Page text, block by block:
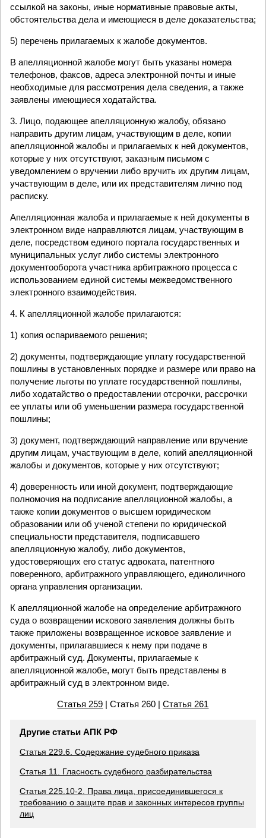
ссылкой на законы, иные нормативные правовые акты,
обстоятельства дела и имеющиеся в деле доказательства;
5) перечень прилагаемых к жалобе документов.
В апелляционной жалобе могут быть указаны номера
телефонов, факсов, адреса электронной почты и иные
необходимые для рассмотрения дела сведения, а также
заявлены имеющиеся ходатайства.
3. Лицо, подающее апелляционную жалобу, обязано
направить другим лицам, участвующим в деле, копии
апелляционной жалобы и прилагаемых к ней документов,
которые у них отсутствуют, заказным письмом с
уведомлением о вручении либо вручить их другим лицам,
участвующим в деле, или их представителям лично под
расписку.
Апелляционная жалоба и прилагаемые к ней документы в
электронном виде направляются лицам, участвующим в
деле, посредством единого портала государственных и
муниципальных услуг либо системы электронного
документооборота участника арбитражного процесса с
использованием единой системы межведомственного
электронного взаимодействия.
4. К апелляционной жалобе прилагаются:
1) копия оспариваемого решения;
2) документы, подтверждающие уплату государственной
пошлины в установленных порядке и размере или право на
получение льготы по уплате государственной пошлины,
либо ходатайство о предоставлении отсрочки, рассрочки
ее уплаты или об уменьшении размера государственной
пошлины;
3) документ, подтверждающий направление или вручение
другим лицам, участвующим в деле, копий апелляционной
жалобы и документов, которые у них отсутствуют;
4) доверенность или иной документ, подтверждающие
полномочия на подписание апелляционной жалобы, а
также копии документов о высшем юридическом
образовании или об ученой степени по юридической
специальности представителя, подписавшего
апелляционную жалобу, либо документов,
удостоверяющих его статус адвоката, патентного
поверенного, арбитражного управляющего, единоличного
органа управления организации.
К апелляционной жалобе на определение арбитражного
суда о возвращении искового заявления должны быть
также приложены возвращенное исковое заявление и
документы, прилагавшиеся к нему при подаче в
арбитражный суд. Документы, прилагаемые к
апелляционной жалобе, могут быть представлены в
арбитражный суд в электронном виде.
Статья 259 | Статья 260 |Статья 261
Другие статьи АПК РФ
Статья 229.6. Содержание судебного приказа
Статья 11. Гласность судебного разбирательства
Статья 225.10-2. Права лица, присоединившегося к
требованию о защите прав и законных интересов группы
лиц